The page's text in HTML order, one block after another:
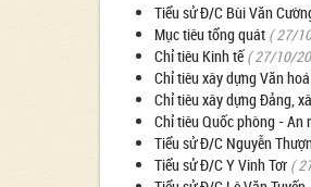
Tiểu sử Đ/C Bùi Văn
Mục tiêu tổng quát ( 27/
Chỉ tiêu Kinh tế ( 27/10/
Chỉ tiêu xây dựng Văn
Chỉ tiêu xây dựng Đảng,
Chỉ tiêu Quốc phòng - An
Tiểu sử Đ/C Nguyễn
Tiểu sử Đ/C Y Vinh Tơr (